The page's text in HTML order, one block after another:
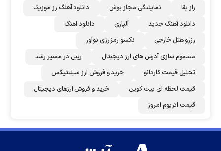
راز بقا
نمایندگی مجاز بوش
دانلود آهنگ رز‌ موزیک
دانلود آهنگ جدید
آلپاری
دانلود اهنگ
رزرو هتل خارجی
نکسو رمزارزی نوآور
مسموم سازی آدرس های ارز دیجیتال
ریپل در مسیر رشد
تحلیل قیمت کاردانو
خرید و فروش ارز سینتتیکس
قیمت لحظه ای بیت کوین
خرید و فروش ارزهای دیجیتال
قیمت اتریوم امروز